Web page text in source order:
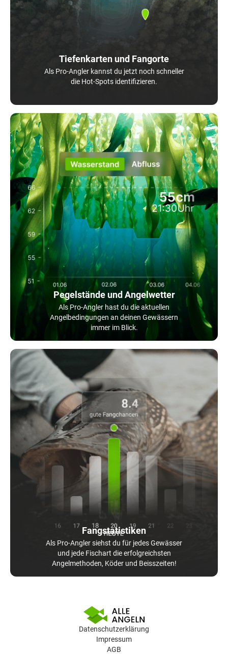
Tiefenkarten und Fangorte
Als Pro-Angler kannst du jetzt noch schneller
die Hot-Spots identifizieren.
Pegelstände und Angelwetter
Als Pro-Angler hast du die aktuellen
Angelbedingungen an deinen Gewässern
immer im Blick.
Fangstatistiken
Als Pro-Angler siehst du für jedes Gewässer
und jede Fischart die erfolgreichsten
Angelmethoden, Köder und Beisszeiten!
Datenschutzerklärung
Impressum
AGB